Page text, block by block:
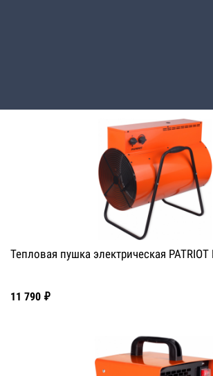
Тепловая пушка электрическая PATRIOT
11 790 ₽